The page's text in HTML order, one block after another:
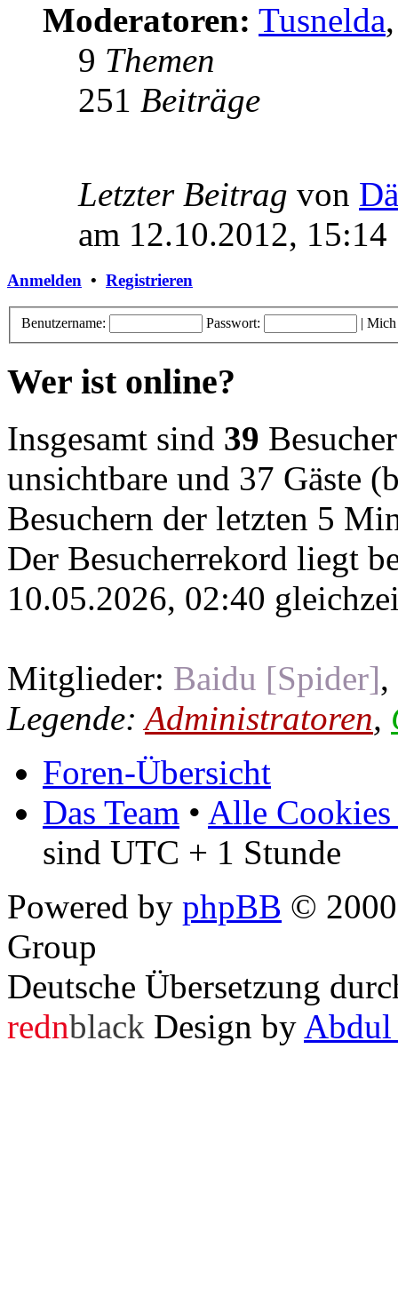
Moderatoren: Tusnelda
9 Themen
251 Beiträge
Letzter Beitrag von
am 12.10.2012, 15:14
Anmelden • Registrieren
Benutzername: Passwort: | Mich
Wer ist online?
Insgesamt sind 39
unsichtbare und 37 Gäste
Besuchern der letzten 5
Der Besucherrekord liegt
10.05.2026, 02:40
Mitglieder: Baidu [Spider],
Legende:Administratoren,
Foren-Übersicht
Das Team • Alle Cookies
sind UTC + 1 Stunde
Powered by phpBB ©
Group
Deutsche Übersetzung
rednblack Design by Abdul